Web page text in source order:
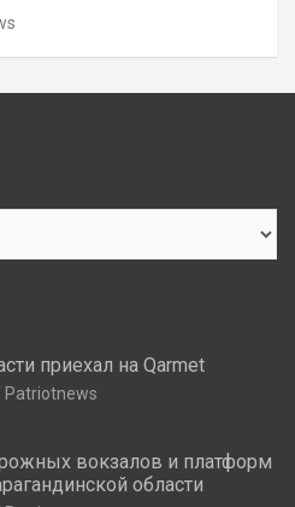
приехал на Qarmet
Patriotnews
вокзалов и платформ
области